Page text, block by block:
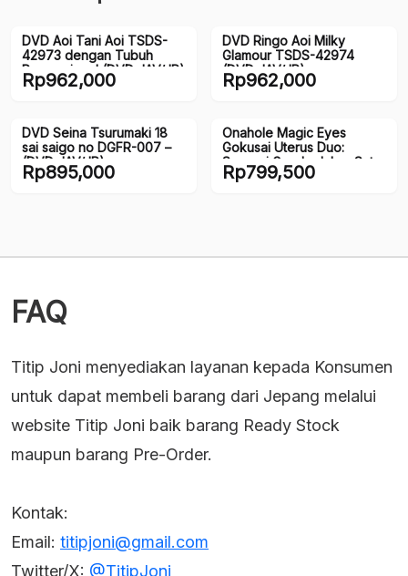
DVD Aoi Tani Aoi TSDS-
42973 dengan Tubuh
Proporsional (DVD JAV/JP)
Rp962,000
DVD Ringo Aoi Milky
Glamour TSDS-42974
(DVD JAV/JP)
Rp962,000
DVD Seina Tsurumaki 18
sai saigo no DGFR-007 –
(DVD JAV/JP)
Rp895,000
Onahole Magic Eyes
Gokusai Uterus Duo:
Sensasi Ganda dalam Satu
onahole Realistis (150mm)
Rp799,500
FAQ
Titip Joni menyediakan layanan kepada Konsumen
untuk dapat membeli barang dari Jepang melalui
website Titip Joni baik barang Ready Stock
maupun barang Pre-Order.
Kontak:
Email: titipjoni@gmail.com
Twitter/X: @TitipJoni